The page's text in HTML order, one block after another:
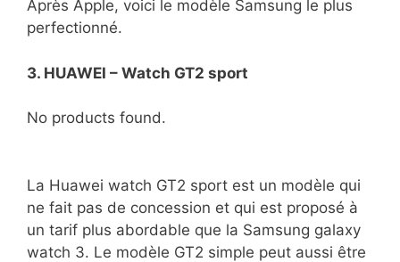
Après Apple, voici le modèle Samsung le plus
perfectionné.
3. HUAWEI – Watch GT2 sport
No products found.
La Huawei watch GT2 sport est un modèle qui
ne fait pas de concession et qui est proposé à
un tarif plus abordable que la Samsung galaxy
watch 3. Le modèle GT2 simple peut aussi être